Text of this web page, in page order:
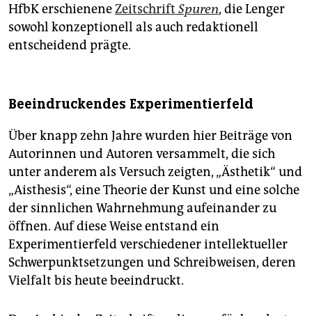
HfbK erschieneneZeitschrift Spuren, die Lenger
sowohl konzeptionell als auch redaktionell
entscheidend prägte.
Beeindruckendes Experimentierfeld
Über knapp zehn Jahre wurden hier Beiträge von
Autorinnen und Autoren versammelt, die sich
unter anderem als Versuch zeigten, „Ästhetik“ und
„Aisthesis“, eine Theorie der Kunst und eine solche
der sinnlichen Wahrnehmung aufeinander zu
öffnen. Auf diese Weise entstand ein
Experimentierfeld verschiedener intellektueller
Schwerpunktsetzungen und Schreibweisen, deren
Vielfalt bis heute beeindruckt.